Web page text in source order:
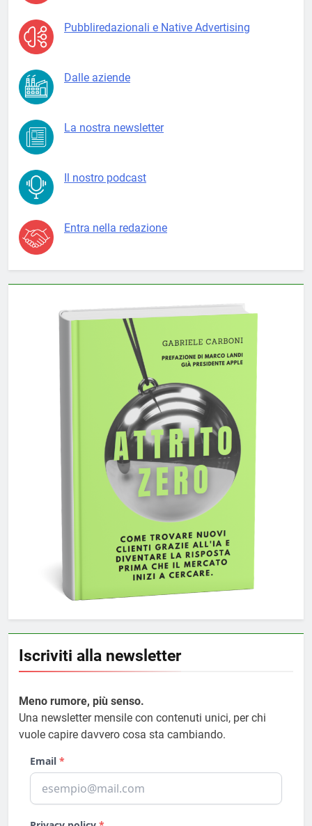
Pubbliredazionali e Native Advertising
Dalle aziende
La nostra newsletter
Il nostro podcast
Entra nella redazione
Iscriviti alla newsletter
Meno rumore, più senso.
Una newsletter mensile con contenuti unici, per chi
vuole capire davvero cosa sta cambiando.